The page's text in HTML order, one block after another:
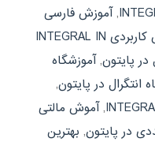
,آموزش فارسی
آموزش کاربردی INTEGRAL IN
در پایتون,آموزشگاه
انتگرال در پایتون,
,آموش مالتی
در پایتون, بهترین